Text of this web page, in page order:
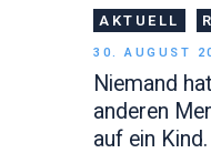
AKTUELL
30. AUGUST
Niemand
anderen
auf ein Kind.